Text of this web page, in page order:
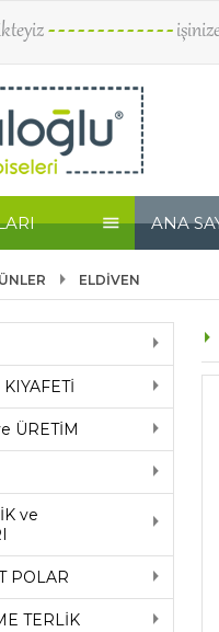
- - - - - - - - - - - - -
ANA
ELDİVEN
ÜRETİM
ve
POLAR
TERLİK